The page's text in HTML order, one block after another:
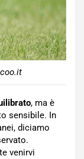
, ma è
sensibile. In
diciamo
venirvi